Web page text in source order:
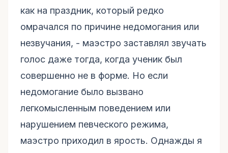
как на праздник, который редко
омрачался по причине недомогания или
незвучания, - маэстро заставлял звучать
голос даже тогда, когда ученик был
совершенно не в форме. Но если
недомогание было вызвано
легкомысленным поведением или
нарушением певческого режима,
маэстро приходил в ярость. Однажды я